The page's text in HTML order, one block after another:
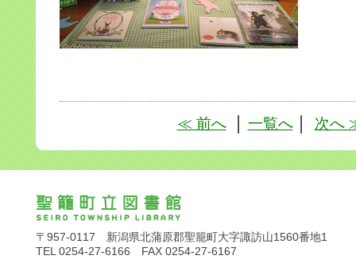
≪ 前へ│ 一覧へ│ 次へ
〒957-0117 新潟県北蒲原郡聖籠町大字諏訪山1560番地1
TEL 0254-27-6166 FAX 0254-27-6167